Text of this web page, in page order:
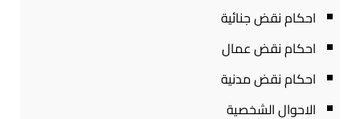
احكام نقض جنائية
احكام نقض عمال
احكام نقض مدنية
الاحوال الشخصية